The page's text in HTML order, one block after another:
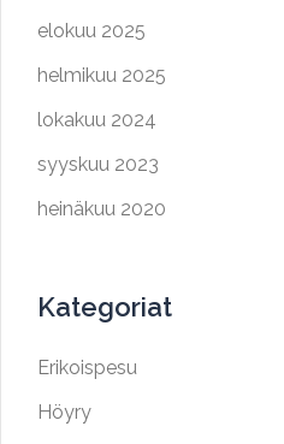
elokuu 2025
helmikuu 2025
lokakuu 2024
syyskuu 2023
heinäkuu 2020
Kategoriat
Erikoispesu
Höyry